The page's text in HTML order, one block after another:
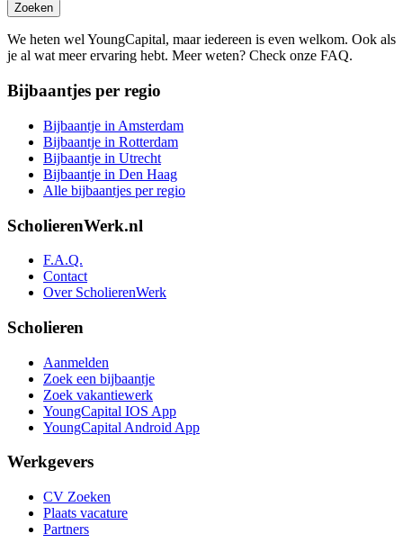
Zoeken
We heten wel YoungCapital, maar iedereen is even welkom. Ook als
je al wat meer ervaring hebt. Meer weten? Check onze FAQ.
Bijbaantjes per regio
Bijbaantje in Amsterdam
Bijbaantje in Rotterdam
Bijbaantje in Utrecht
Bijbaantje in Den Haag
Alle bijbaantjes per regio
ScholierenWerk.nl
F.A.Q.
Contact
Over ScholierenWerk
Scholieren
Aanmelden
Zoek een bijbaantje
Zoek vakantiewerk
YoungCapital IOS App
YoungCapital Android App
Werkgevers
CV Zoeken
Plaats vacature
Partners